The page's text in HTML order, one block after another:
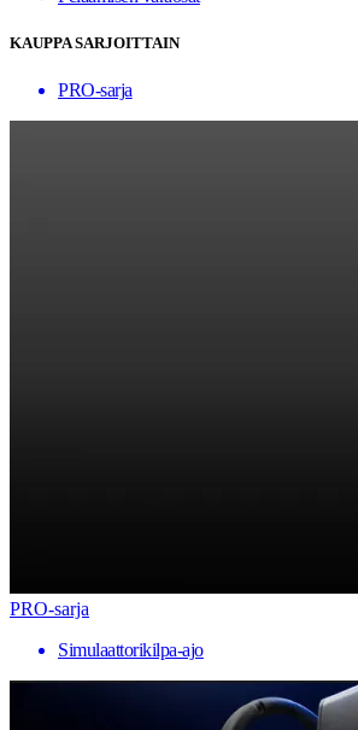
KAUPPA SARJOITTAIN
PRO-sarja
PRO-sarja
Simulaattorikilpa-ajo